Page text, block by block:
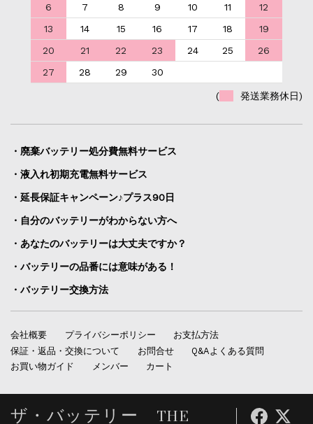
6
7 8 9 10 11
12
13
14 15 16 17 18
19
20
21 22 23 24 25
26
27
28 29 30
( 発送業務休日)
・廃棄バッテリー処分費無料サービス
・液入れ初期充電無料サービス
・延長保証キャンペーン♪プラス90日
・自分のバッテリーがわからない方へ
・あなたのバッテリーは大丈夫ですか？
・バッテリーの品番には意味がある！
・バッテリー交換方法
会社概要 プライバシーポリシー
お支払方法
保証・返品・交換について
お問合せ
Q&Aよくある質問
お買い物ガイド
メンバー カート
ザ・バッテリー THE